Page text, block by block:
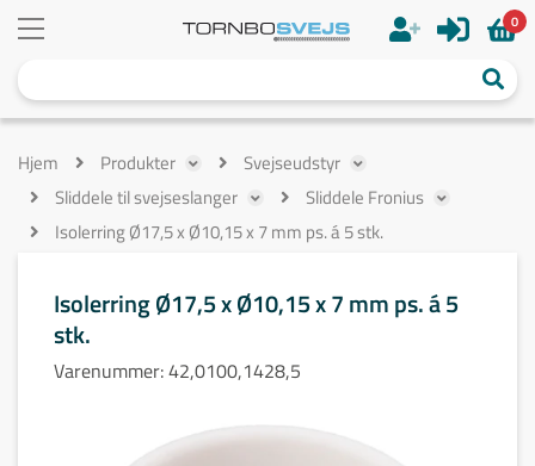
0
Hjem Produkter
Svejseudstyr
Sliddele til svejseslanger
Sliddele Fronius
Isolerring Ø17,5 x Ø10,15 x 7 mm ps. á 5 stk.
Isolerring Ø17,5 x Ø10,15 x 7 mm ps. á 5
stk.
Varenummer:42,0100,1428,5